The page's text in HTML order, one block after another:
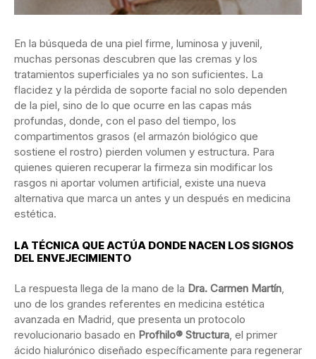
En la búsqueda de una piel firme, luminosa y juvenil,
muchas personas descubren que las cremas y los
tratamientos superficiales ya no son suficientes. La
flacidez y la pérdida de soporte facial no solo dependen
de la piel, sino de lo que ocurre en las capas más
profundas, donde, con el paso del tiempo, los
compartimentos grasos (el armazón biológico que
sostiene el rostro) pierden volumen y estructura. Para
quienes quieren recuperar la firmeza sin modificar los
rasgos ni aportar volumen artificial, existe una nueva
alternativa que marca un antes y un después en medicina
estética.
LA TÉCNICA QUE ACTÚA DONDE NACEN LOS SIGNOS
DEL ENVEJECIMIENTO
La respuesta llega de la mano de la Dra. Carmen Martín,
uno de los grandes referentes en medicina estética
avanzada en Madrid, que presenta un protocolo
revolucionario basado en Profhilo® Structura, el primer
ácido hialurónico diseñado específicamente para regenerar